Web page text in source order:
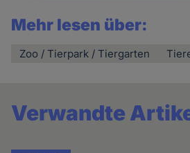
Mehr lesen über:
Zoo / Tierpark / Tiergarten
Verwandte